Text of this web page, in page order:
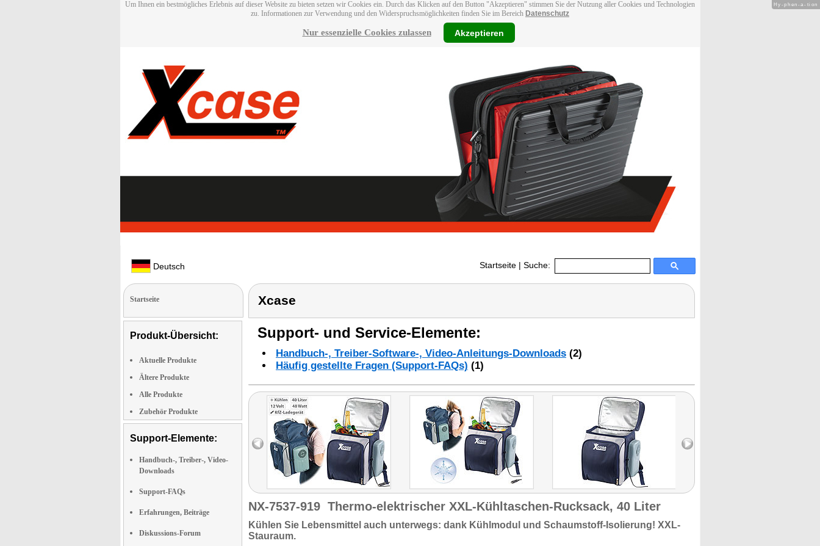
Um Ihnen ein bestmögliches Erlebnis auf dieser Website zu bieten setzen wir Cookies ein. Durch das Klicken auf den Button "Akzeptieren" stimmen Sie der Nutzung aller Cookies und Technologien
zu. Informationen zur Verwendung und den Widerspruchsmöglichkeiten finden Sie im Bereich Datenschutz
Nur essenzielle Cookies zulassen Akzeptieren
Deutsch Startseite | Suche:
Startseite
Produkt-Übersicht:
Aktuelle Produkte
Ältere Produkte
Alle Produkte
Zubehör Produkte
Support-Elemente:
Handbuch-, Treiber-, Video-
Downloads
Support-FAQs
Erfahrungen, Beiträge
Diskussions-Forum
Xcase
Support- und Service-Elemente:
Handbuch-, Treiber-Software-, Video-Anleitungs-Downloads (2)
Häufig gestellte Fragen (Support-FAQs) (1)
NX-7537-919 Thermo-elektrischer XXL-Kühltaschen-Rucksack, 40 Liter
Kühlen Sie Lebensmittel auch unterwegs: dank Kühlmodul und Schaumstoff-Isolierung! XXL-
Stauraum.
Hy-phen-a-tion